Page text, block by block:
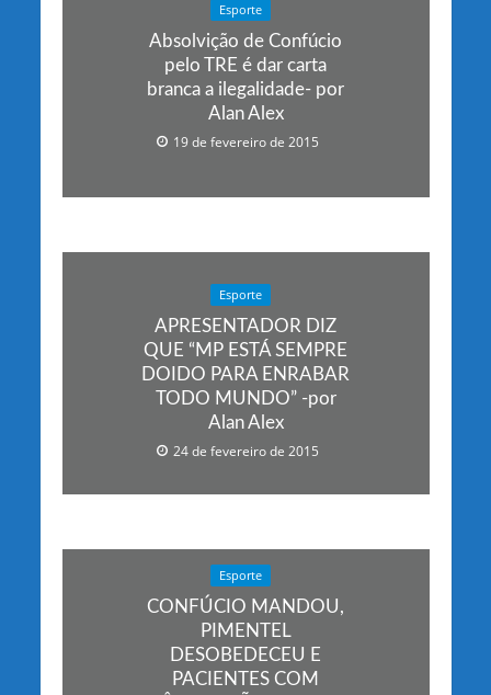
Esporte
Absolvição de Confúcio
pelo TRE é dar carta
branca a ilegalidade- por
Alan Alex
19 de fevereiro de 2015
Esporte
APRESENTADOR DIZ
QUE “MP ESTÁ SEMPRE
DOIDO PARA ENRABAR
TODO MUNDO” -por
Alan Alex
24 de fevereiro de 2015
Esporte
CONFÚCIO MANDOU,
PIMENTEL
DESOBEDECEU E
PACIENTES COM